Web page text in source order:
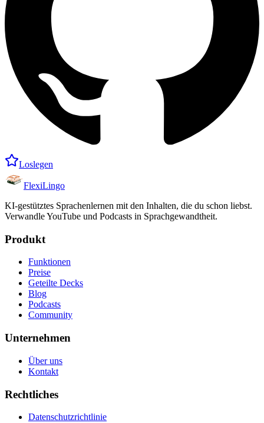
Loslegen
FlexiLingo
KI-gestütztes Sprachenlernen mit den Inhalten, die du schon liebst.
Verwandle YouTube und Podcasts in Sprachgewandtheit.
Produkt
Funktionen
Preise
Geteilte Decks
Blog
Podcasts
Community
Unternehmen
Über uns
Kontakt
Rechtliches
Datenschutzrichtlinie